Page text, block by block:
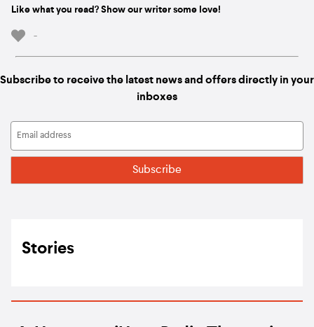
Like what you read? Show our writer some love!
-
Subscribe to receive the latest news and offers directly in your
inboxes
Stories